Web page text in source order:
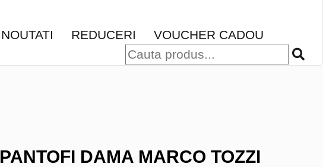
NOUTATI REDUCERI VOUCHER CADOU
PANTOFI DAMA MARCO TOZZI